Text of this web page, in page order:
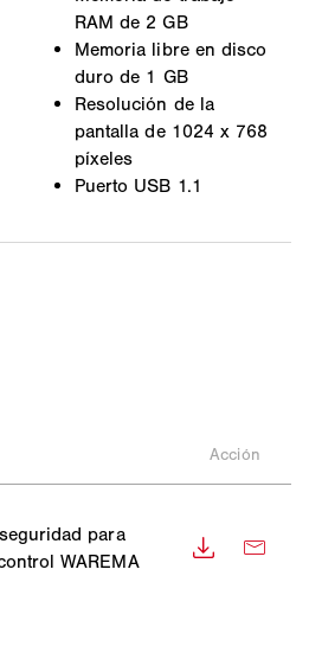
RAM de 2 GB
Memoria libre en disco
duro de 1 GB
Resolución de la
pantalla de 1024 x 768
píxeles
Puerto USB 1.1